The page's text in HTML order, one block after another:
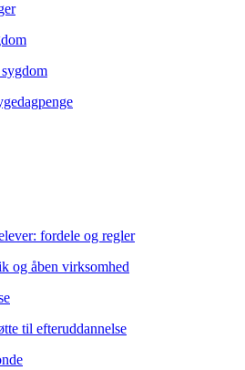
fordele og regler
og åben virksomhed
til efteruddannelse